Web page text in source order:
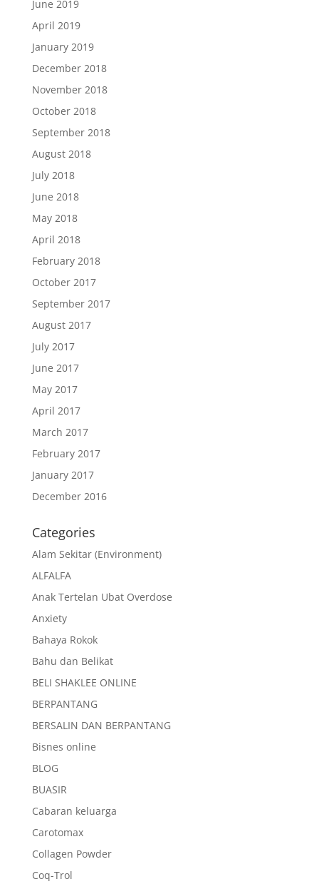
June 2019
April 2019
January 2019
December 2018
November 2018
October 2018
September 2018
August 2018
July 2018
June 2018
May 2018
April 2018
February 2018
October 2017
September 2017
August 2017
July 2017
June 2017
May 2017
April 2017
March 2017
February 2017
January 2017
December 2016
Categories
Alam Sekitar (Environment)
ALFALFA
Anak Tertelan Ubat Overdose
Anxiety
Bahaya Rokok
Bahu dan Belikat
BELI SHAKLEE ONLINE
BERPANTANG
BERSALIN DAN BERPANTANG
Bisnes online
BLOG
BUASIR
Cabaran keluarga
Carotomax
Collagen Powder
Coq-Trol